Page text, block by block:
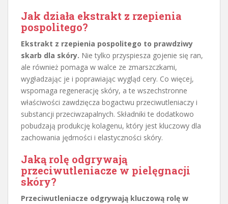
Jak działa ekstrakt z rzepienia
pospolitego?
Ekstrakt z rzepienia pospolitego to prawdziwy
skarb dla skóry. Nie tylko przyspiesza gojenie się ran,
ale również pomaga w walce ze zmarszczkami,
wygładzając je i poprawiając wygląd cery. Co więcej,
wspomaga regenerację skóry, a te wszechstronne
właściwości zawdzięcza bogactwu przeciwutleniaczy i
substancji przeciwzapalnych. Składniki te dodatkowo
pobudzają produkcję kolagenu, który jest kluczowy dla
zachowania jędrności i elastyczności skóry.
Jaką rolę odgrywają
przeciwutleniacze w pielęgnacji
skóry?
Przeciwutleniacze odgrywają kluczową rolę w